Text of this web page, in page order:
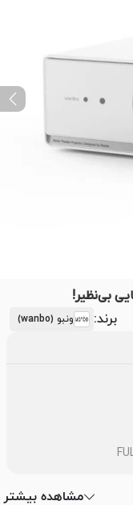
برند: ونبو (wanbo)
مشاهده بیشتر